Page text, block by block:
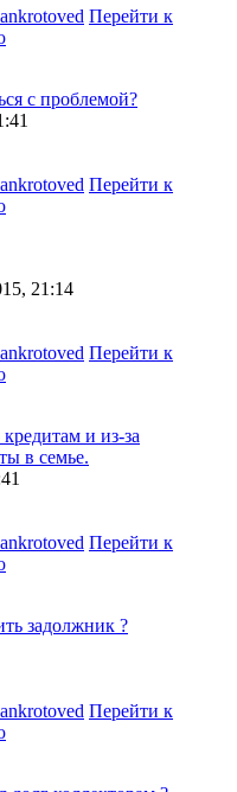
Перейти к
с проблемой?
Перейти к
21:14
Перейти к
и из-за
в семье.
Перейти к
задолжник ?
Перейти к